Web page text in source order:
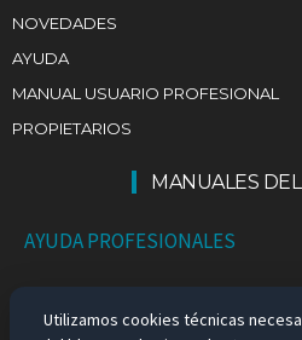
NOVEDADES
AYUDA
MANUAL USUARIO PROFESIONAL
PROPIETARIOS
MANUALES
AYUDA PROFESIONALES
Utilizamos cookies técnicas